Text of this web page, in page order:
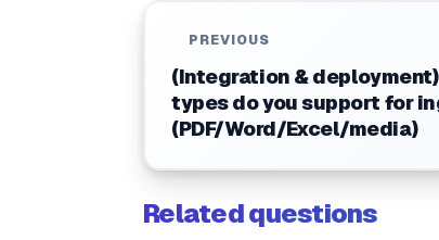
PREVIOUS
(Integration &
types do you support for
(PDF/Word/Excel/media)
Related questions